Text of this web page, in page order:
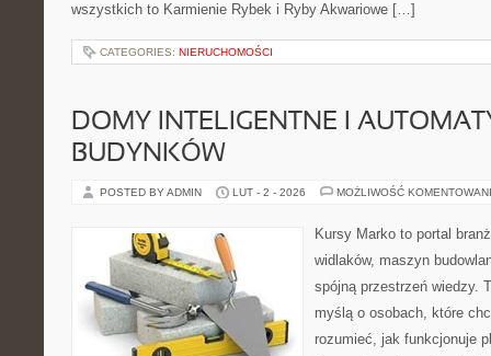
wszystkich to Karmienie Rybek i Ryby Akwariowe […]
CATEGORIES: NIERUCHOMOŚCI
DOMY INTELIGENTNE I
BUDYNKÓW
POSTED BY ADMIN LUT - 2 - 2026 MOŻLIWOŚĆ
Kursy Marko to portal
widlaków, maszyn
spójną przestrzeń wiedzy.
myślą o osobach, które
rozumieć, jak funkcjonuje